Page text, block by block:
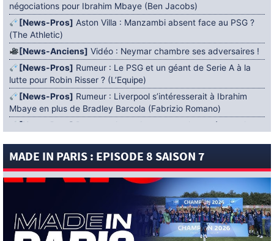
négociations pour Ibrahim Mbaye (Ben Jacobs)
[News-Pros] Aston Villa : Manzambi absent face au PSG ?
(The Athletic)
[News-Anciens] Vidéo : Neymar chambre ses adversaires !
[News-Pros] Rumeur : Le PSG et un géant de Serie A à la
lutte pour Robin Risser ? (L’Equipe)
[News-Pros] Rumeur : Liverpool s’intéresserait à Ibrahim
Mbaye en plus de Bradley Barcola (Fabrizio Romano)
[News-Pros]
Rumeur : Accord contractuel trouvé entre le
[News-Pros]Rumeur : Le PSG aurait lancé un ultimatum
4 AOÛT 2026
Mercato : Khalil Ayari prêté à Dunkerque
(Officiel)
[News-Anciens]Leverkusen : un retour de Diaby envisagé
MADE IN PARIS : EPISODE 8 SAISON 7